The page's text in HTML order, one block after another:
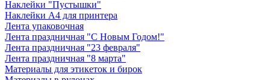
Наклейки "Пустышки"
Наклейки А4 для принтера
Лента упаковочная
Лента праздничная "С Новым Годом!"
Лента праздничная "23 февраля"
Лента праздничная "8 марта"
Материалы для этикеток и бирок